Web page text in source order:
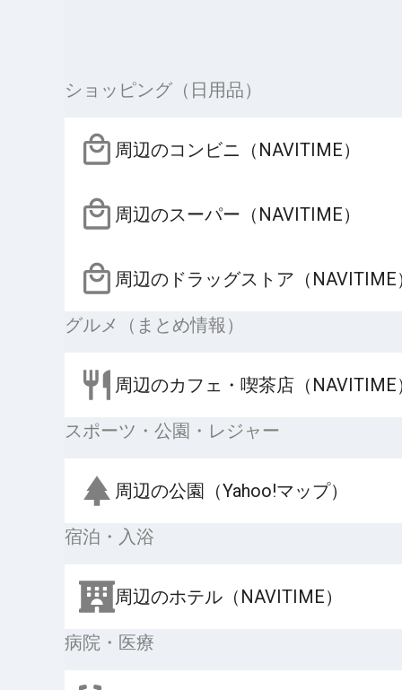
ショッピング（日用品）
周辺のコンビニ（NAVITIME）
周辺のスーパー（NAVITIME）
周辺のドラッグストア（NAVITIME
グルメ（まとめ情報）
周辺のカフェ・喫茶店（NAVITIME
スポーツ・公園・レジャー
周辺の公園（Yahoo!マップ）
宿泊・入浴
周辺のホテル（NAVITIME）
病院・医療